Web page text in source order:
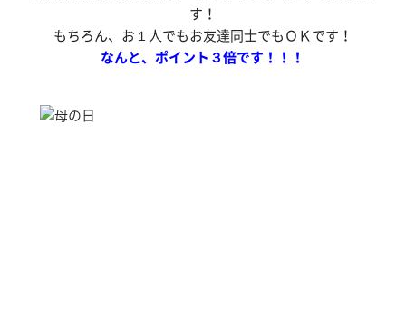
す！
もちろん、お１人でもお友達同士でもＯＫです！
なんと、ポイント３倍です！！！